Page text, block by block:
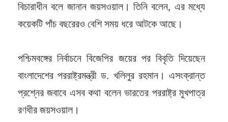
বিচারাধীন বলে জানান জয়সওয়াল। তিনি বলেন, এর মধ্যে
কয়েকটি পাঁচ বছরেরও বেশি সময় ধরে আটকে আছে।
পশ্চিমবঙ্গের নির্বাচনে বিজেপির জয়ের পর বিবৃতি দিয়েছেন
বাংলাদেশের পররাষ্ট্রমন্ত্রী ড. খলিলুর রহমান। এসংক্রান্ত
প্রশ্নের জবাবে এসব কথা বলেন ভারতের পররাষ্ট্র মুখপাত্র
রণধীর জয়সওয়াল।